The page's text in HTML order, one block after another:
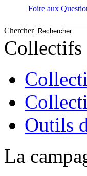
Foire aux
Chercher
Collectifs
Outils
La